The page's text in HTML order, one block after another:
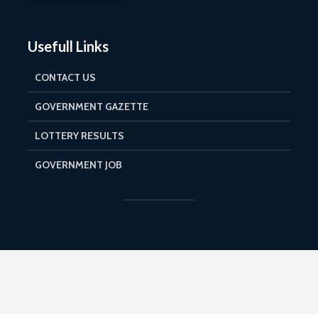
Usefull Links
CONTACT US
GOVERNMENT GAZETTE
LOTTERY RESULTS
GOVERNMENT JOB